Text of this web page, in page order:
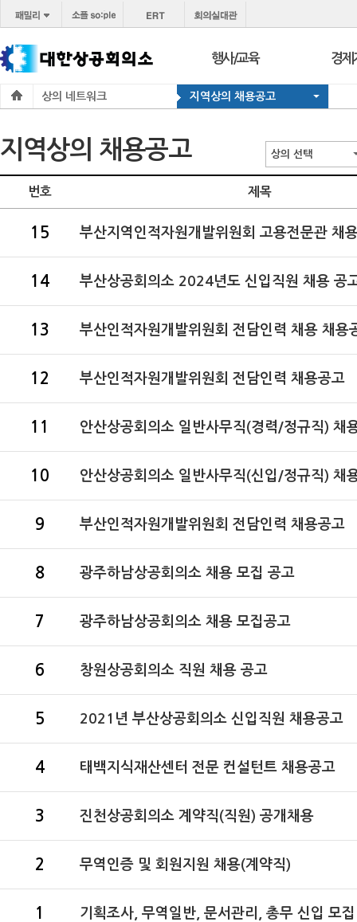
행사/교육
행사
코참경영상담
경제
포토
온라
지역
상의 네트워크 지역상의 채용공고
지역상의 채용공고 상의 선택
번호 제목
15 부산지역인적자원개발위원회 고용전문관 채
14 부산상공회의소 2024년도 신입직원 채용 공
13 부산인적자원개발위원회 전담인력 채용 채용
12 부산인적자원개발위원회 전담인력 채용공고
11 안산상공회의소 일반사무직(경력/정규직) 채
10 안산상공회의소 일반사무직(신입/정규직) 채
9 부산인적자원개발위원회 전담인력 채용공고
8 광주하남상공회의소 채용 모집 공고
7 광주하남상공회의소 채용 모집공고
6 창원상공회의소 직원 채용 공고
5 2021년 부산상공회의소 신입직원 채용공고
4 태백지식재산센터 전문 컨설턴트 채용공고
3 진천상공회의소 계약직(직원) 공개채용
2 무역인증 및 회원지원 채용(계약직)
1 기획조사, 무역일반, 문서관리, 총무 신입 모집